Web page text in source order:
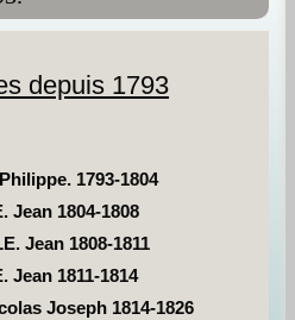
depuis 1793
1793-1804
Jean 1804-1808
Jean 1808-1811
Jean 1811-1814
Joseph 1814-1826